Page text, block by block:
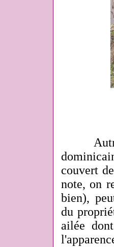
Autres
couvert
note, on
bien),
du
ailée